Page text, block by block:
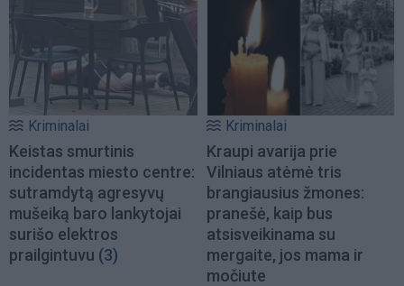
Kriminalai
Keistas smurtinis
incidentas miesto centre:
sutramdytą agresyvų
mušeiką baro lankytojai
surišo elektros
prailgintuvu (3)
Kriminalai
Kraupi avarija prie
Vilniaus atėmė tris
brangiausius žmones:
pranešė, kaip bus
atsisveikinama su
mergaite, jos mama ir
močiute